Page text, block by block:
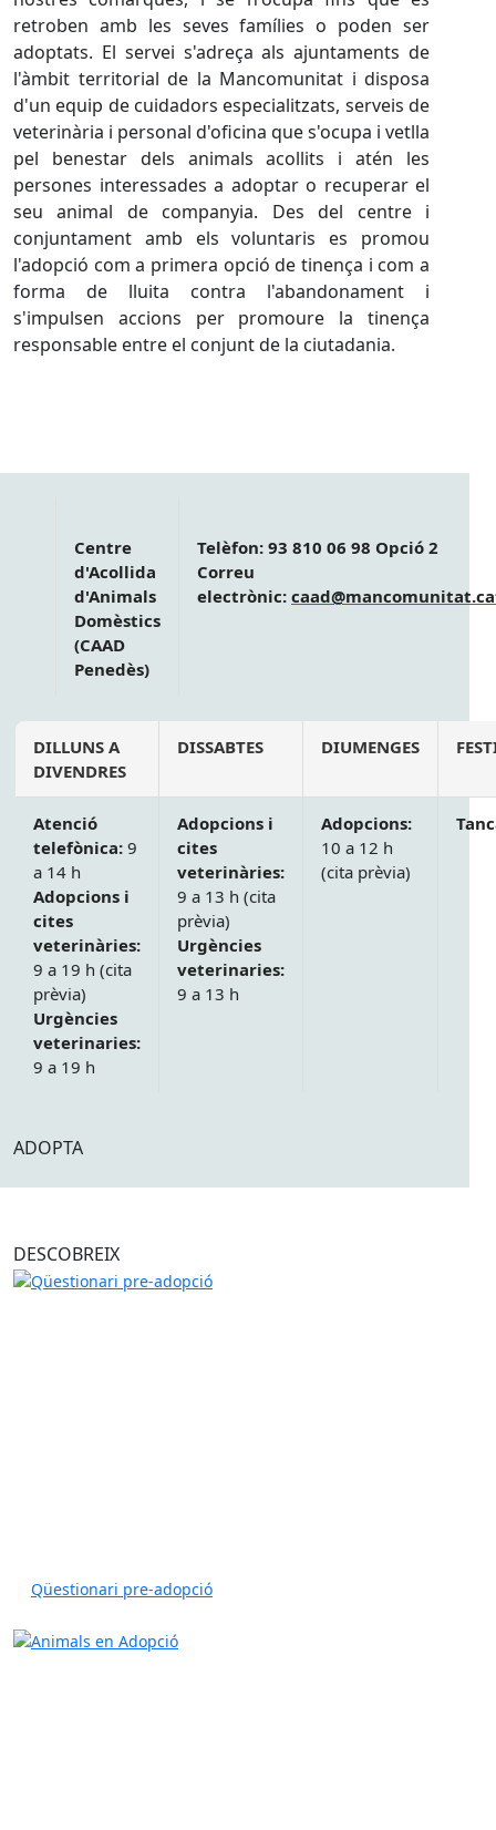
retroben amb les seves famílies o poden ser
adoptats. El servei s'adreça als ajuntaments de
l'àmbit territorial de la Mancomunitat i disposa
d'un equip de cuidadors especialitzats, serveis de
veterinària i personal d'oficina que s'ocupa i vetlla
pel benestar dels animals acollits i atén les
persones interessades a adoptar o recuperar el
seu animal de companyia. Des del centre i
conjuntament amb els voluntaris es promou
l'adopció com a primera opció de tinença i com a
forma de lluita contra l'abandonament i
s'impulsen accions per promoure la tinença
responsable entre el conjunt de la ciutadania.
Centre
d'Acollida
d'Animals
Domèstics
(CAAD
Penedès)
Telèfon: 93 810 06 98 Opció 2
Correu
electrònic:
DILLUNS A
DIVENDRES
DISSABTES DIUMENGES
Atenció
telefònica: 9
a 14 h
Adopcions i
cites
veterinàries:
9 a 19 h (cita
prèvia)
Urgències
veterinaries:
9 a 19 h
Adopcions i
cites
veterinàries:
9 a 13 h (cita
prèvia)
Urgències
veterinaries:
9 a 13 h
Adopcions:
10 a 12 h
(cita prèvia)
ADOPTA
DESCOBREIX
Qüestionari pre-adopció